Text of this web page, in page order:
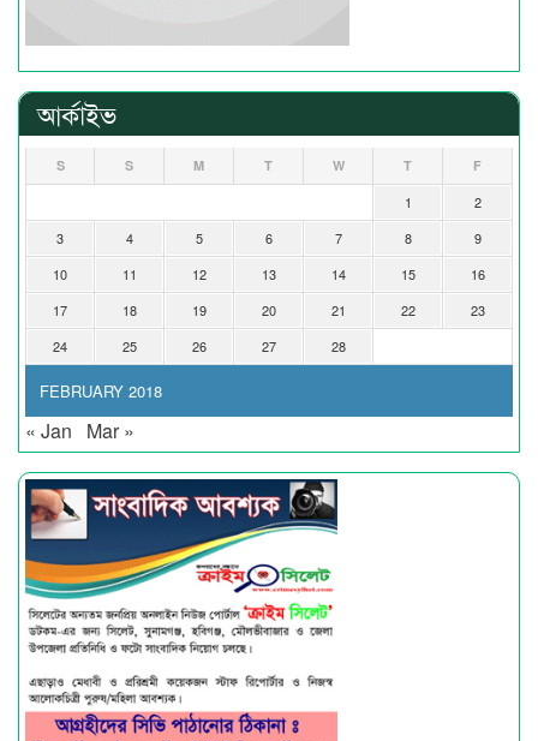
আর্কাইভ
FEBRUARY 2018
S S M T W T F
1
2
3
4 5 6 7 8
9
10
11 12 13 14 15
16
17
18 19 20 21 22
23
24
25 26 27 28
« Jan Mar »